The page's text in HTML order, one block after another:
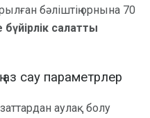
бәліштің орнына 70
бүйірлік салатты
аз сау параметрлер
аулақ болу